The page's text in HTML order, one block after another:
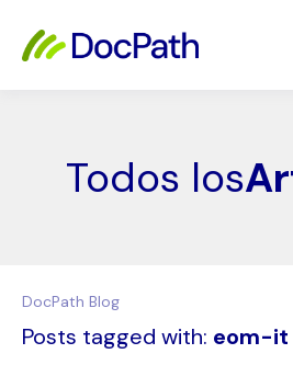
Todos los
DocPath Blog
Posts tagged with: eom-it